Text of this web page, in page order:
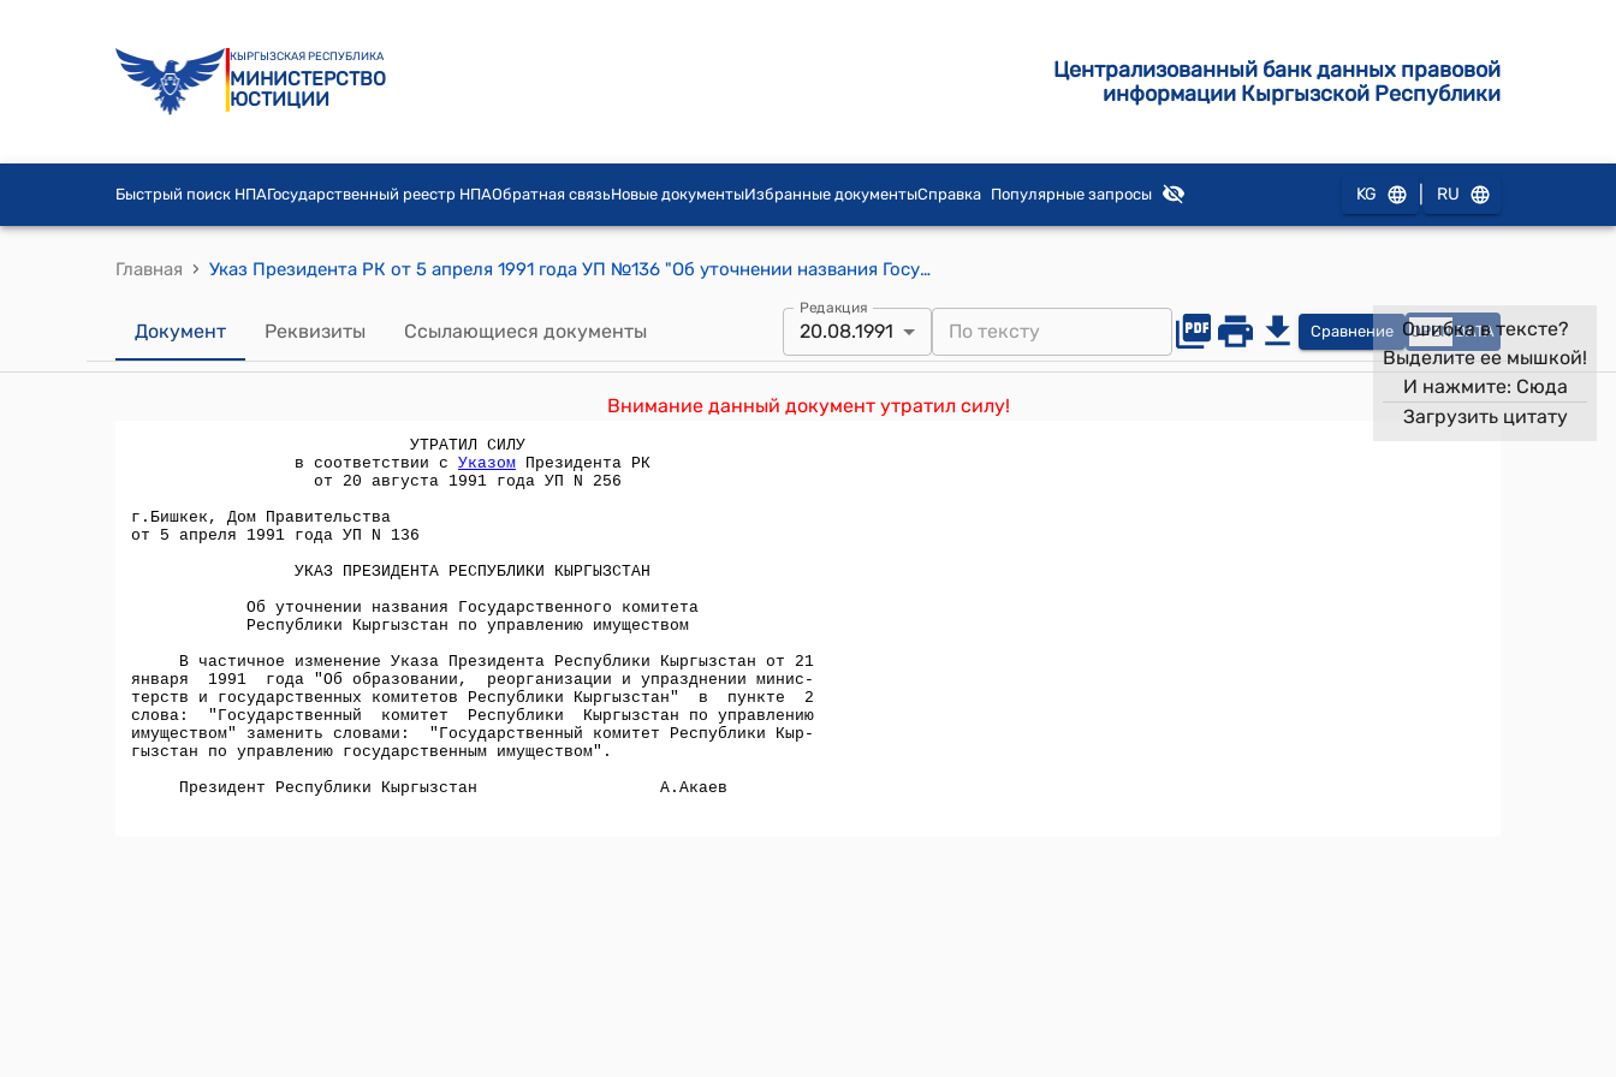
КЫРГЫЗСКАЯ РЕСПУБЛИКА
МИНИСТЕРСТВО
ЮСТИЦИИ
Централизованный банк данных правовой
информации Кыргызской Республики
Быстрый поиск НПАГосударственный реестр НПАОбратная связьНовые документыИзбранные документыСправка Популярные запросы KG RU
Главная › Указ Президента РК от 5 апреля 1991 года УП №136 "Об уточнении названия Государственного комитета Республики Кыргызстан по управлению имуществом"
Документ Реквизиты Ссылающиеся документы
Редакция
20.08.1991 Сравнение OPEN DATA
Внимание данный документ утратил силу!
Ошибка в тексте?
Выделите ее мышкой!
И нажмите: Сюда
Загрузить цитату